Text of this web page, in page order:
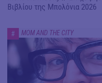
Βιβλίου της Μπολόνια 2026
# MOM AND THE CITY